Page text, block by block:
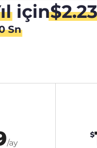
için$2.23
Sn
/ay
$